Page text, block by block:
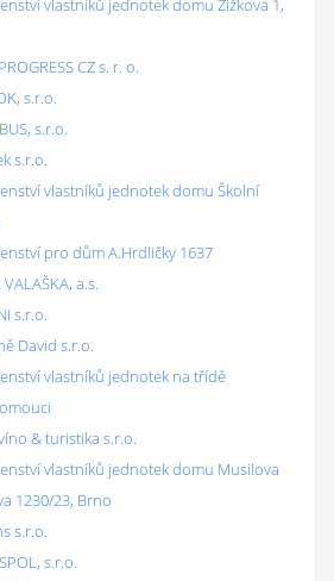
vlastníků jednotek domu Žižkova 1,
CZ s. r. o.
s.r.o.
s.r.o.
s.r.o.
vlastníků jednotek domu Školní
pro dům A.Hrdličky 1637
VALAŠKA, a.s.
s.r.o.
David s.r.o.
vlastníků jednotek na třídě
& turistika s.r.o.
vlastníků jednotek domu Musilova
1230/23, Brno
s.r.o.
s.r.o.